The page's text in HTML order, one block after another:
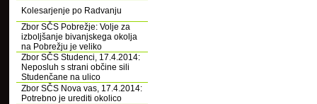
Kolesarjenje po Radvanju
Zbor SČS Pobrežje: Volje za
izboljšanje bivanjskega okolja
na Pobrežju je veliko
Zbor SČS Studenci, 17.4.2014:
Neposluh s strani občine sili
Studenčane na ulico
Zbor SČS Nova vas, 17.4.2014:
Potrebno je urediti okolico